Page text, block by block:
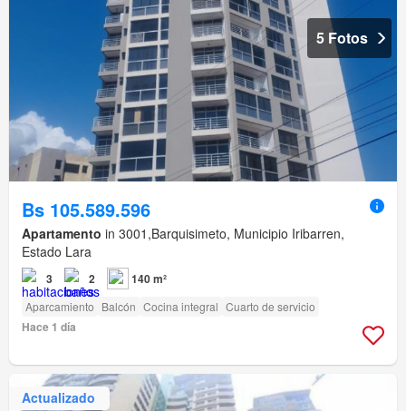
5 Fotos
Bs 105.589.596
Apartamento in 3001,Barquisimeto, Municipio Iribarren,
Estado Lara
3 2 140 m²
Aparcamiento Balcón Cocina integral Cuarto de servicio
Hace 1 día
Actualizado